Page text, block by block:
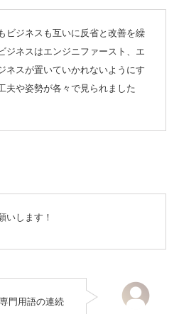
ビジネスも互いに反省と改善を繰
ジネスはエンジニファースト、エ
ネスが置いていかれないようにす
夫や姿勢が各々で見られました
いします！
門用語の連続